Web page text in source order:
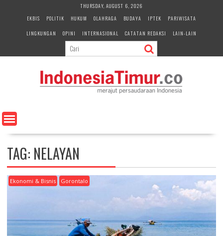
e
n
THURSDAY, AUGUST 6, 2026
EKBIS
POLITIK HUKUM OLAHRAGA BUDAYA IPTEK
PARIWISATA
LINGKUNGAN
OPINI INTERNASIONAL CATATAN REDAKSI LAIN-LAIN
TAG: NELAYAN
Ekonomi & Bisnis Gorontalo